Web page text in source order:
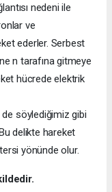
nedeni ile
ve
ederler. Serbest
n tarafına gitmeye
hücrede elektrik
söylediğimiz gibi
delikte hareket
yönünde olur.